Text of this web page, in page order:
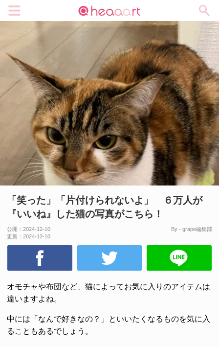
「笑った」「片付けられないよ」 ６万人が
『いいね』した猫の写真がこちら！
公開： 2024-12-10
更新： 2024-12-10
By - grape編集部
オモチャや布団など、猫によってお気に入りのアイテムは
違いますよね。
中には「なんで好きなの？」といいたくなるものを気に入
ることもあるでしょう。